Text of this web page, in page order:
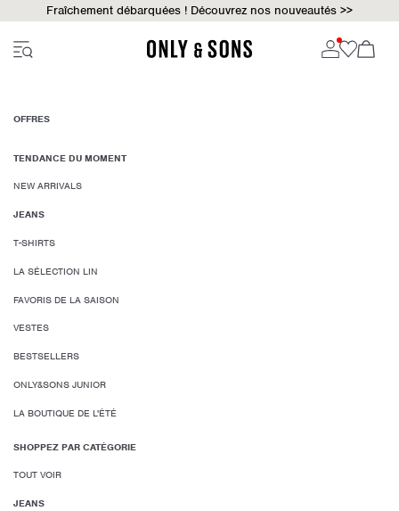
Fraîchement débarquées ! Découvrez nos nouveautés >>
OFFRES
TENDANCE DU MOMENT
NEW ARRIVALS
JEANS
T-SHIRTS
LA SÉLECTION LIN
FAVORIS DE LA SAISON
VESTES
BESTSELLERS
ONLY&SONS JUNIOR
LA BOUTIQUE DE L'ÉTÉ
SHOPPEZ PAR CATÉGORIE
TOUT VOIR
JEANS